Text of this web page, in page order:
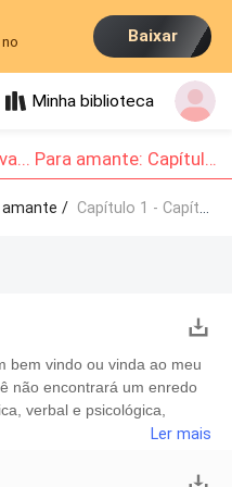
Baixar
Minha biblioteca
Todos os capítulos do De noiva... Para amante: Capítulo 1 - Capítulo 10
amante / Capítulo 1 - Capítulo 10
bem vindo ou vinda ao meu
não encontrará um enredo
verbal e psicológica,
que possam mexer com
a ler, porque como já
Ler mais